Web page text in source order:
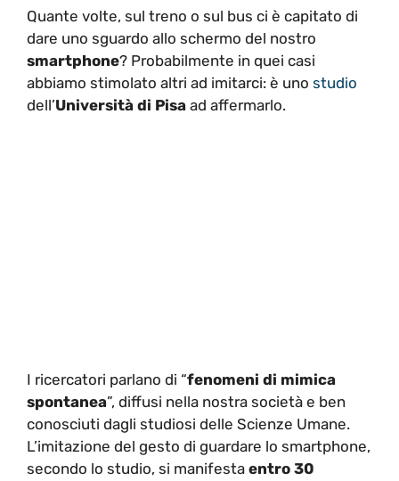
Quante volte, sul treno o sul bus ci è capitato di
dare uno sguardo allo schermo del nostro
smartphone? Probabilmente in quei casi
abbiamo stimolato altri ad imitarci: è uno studio
dell’Università di Pisa ad affermarlo.
I ricercatori parlano di “fenomeni di mimica
spontanea”, diffusi nella nostra società e ben
conosciuti dagli studiosi delle Scienze Umane.
L’imitazione del gesto di guardare lo smartphone,
secondo lo studio, si manifesta entro 30